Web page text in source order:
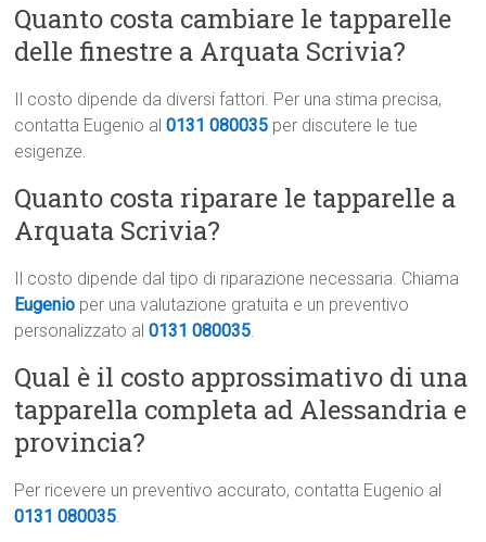
Quanto costa cambiare le tapparelle
delle finestre a Arquata Scrivia?
Il costo dipende da diversi fattori. Per una stima precisa,
contatta Eugenio al0131 080035 per discutere le tue
esigenze.
Quanto costa riparare le tapparelle a
Arquata Scrivia?
Il costo dipende dal tipo di riparazione necessaria. Chiama
Eugenio per una valutazione gratuita e un preventivo
personalizzato al0131 080035.
Qual è il costo approssimativo di una
tapparella completa ad Alessandria e
provincia?
Per ricevere un preventivo accurato, contatta Eugenio al
0131 080035.